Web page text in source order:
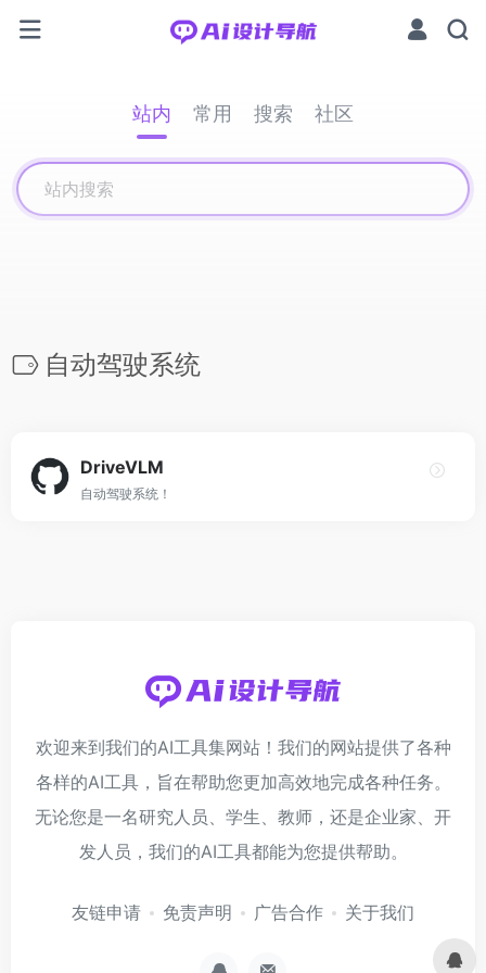
站内 常用 搜索 社区
自动驾驶系统
DriveVLM
自动驾驶系统！
欢迎来到我们的AI工具集网站！我们的网站提供了各种
各样的AI工具，旨在帮助您更加高效地完成各种任务。
无论您是一名研究人员、学生、教师，还是企业家、开
发人员，我们的AI工具都能为您提供帮助。
友链申请 免责声明 广告合作 关于我们